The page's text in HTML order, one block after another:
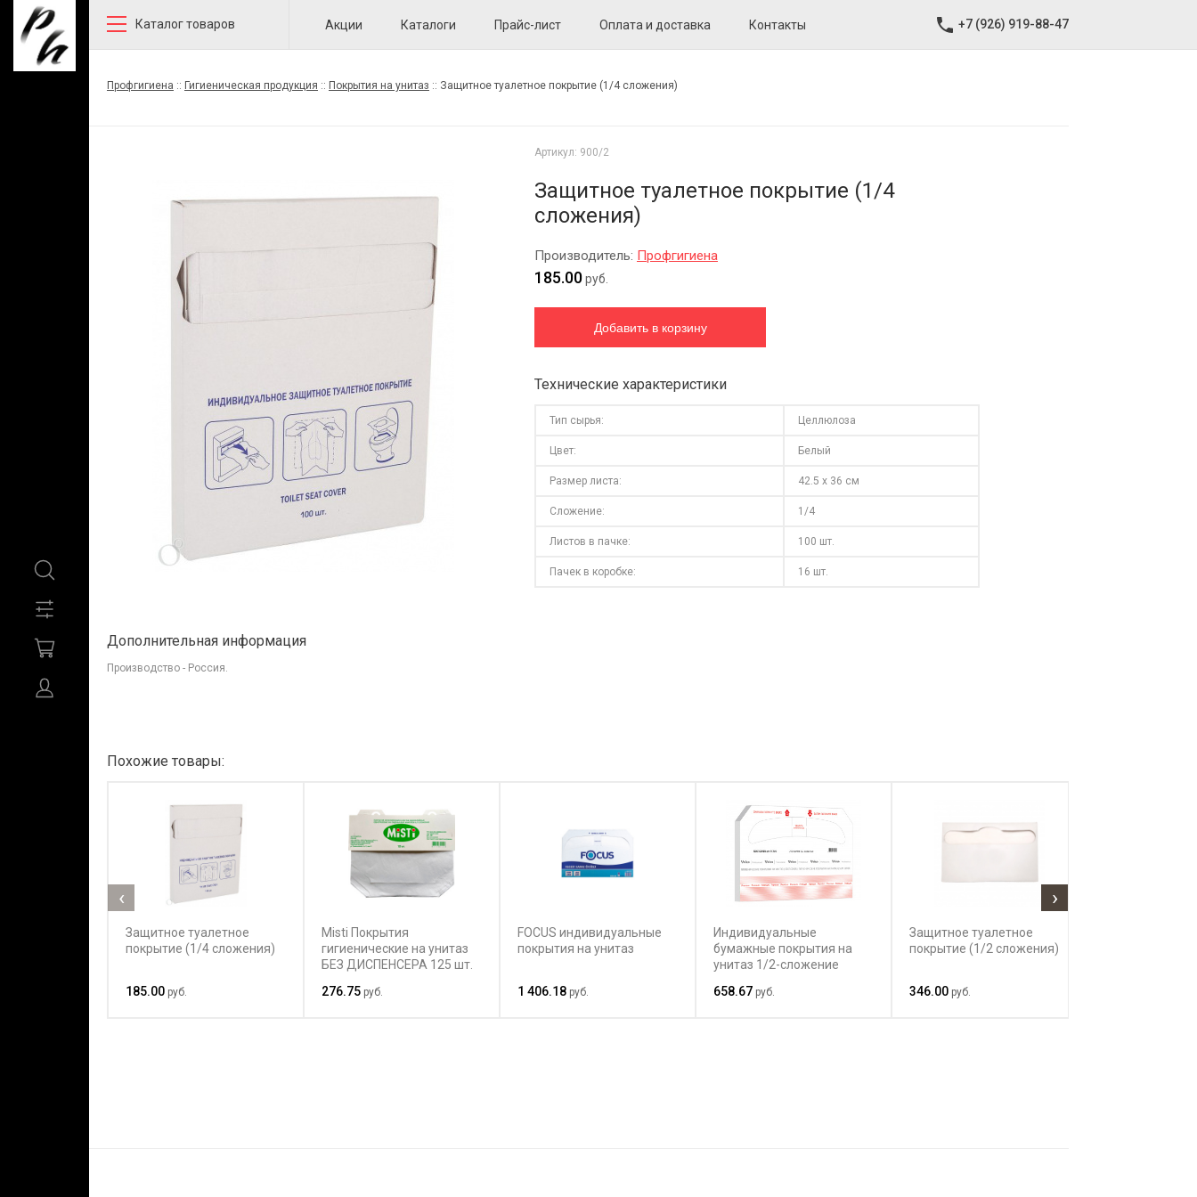
Каталог товаров Акции Каталоги Прайс-лист Оплата и доставка Контакты +7 (926) 919-88-47
Профгигиена :: Гигиеническая продукция :: Покрытия на унитаз :: Защитное туалетное покрытие (1/4 сложения)
Артикул: 900/2
Защитное туалетное покрытие (1/4
сложения)
Производитель: Профгигиена
185.00руб.
Технические характеристики
Тип сырья: Целлюлоза
Цвет: Белый
Размер листа: 42.5 x 36 см
Сложение: 1/4
Листов в пачке: 100 шт.
Пачек в коробке: 16 шт.
Дополнительная информация
Производство - Россия.
Похожие товары:
Защитное туалетное
покрытие (1/4 сложения)
185.00 руб.
Misti Покрытия
гигиенические на унитаз
БЕЗ ДИСПЕНСЕРА 125 шт.
276.75 руб.
FOCUS индивидуальные
покрытия на унитаз
1 406.18 руб.
Индивидуальные
бумажные покрытия на
унитаз 1/2-сложение
658.67 руб.
Защитное туалетное
покрытие (1/2 сложения)
346.00 руб.
‹ ›